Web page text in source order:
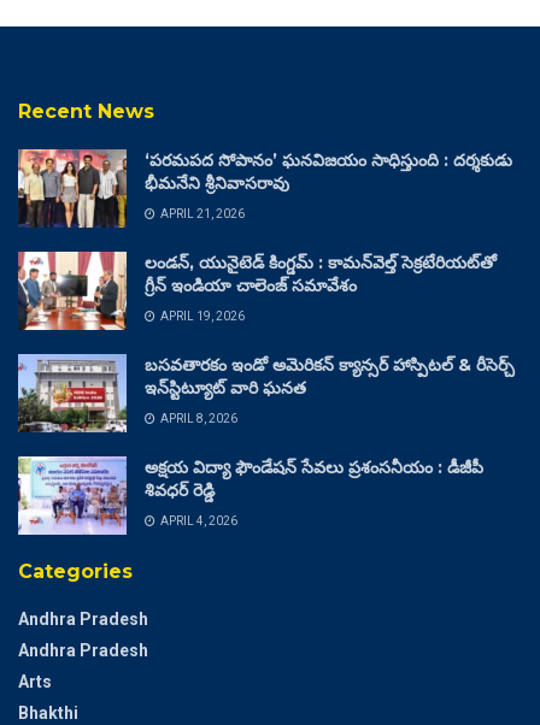
Recent News
‘పరమపద సోపానం’ ఘనవిజయం సాధిస్తుంది : దర్శకుడు
భీమనేని శ్రీనివాసరావు
APRIL 21, 2026
లండన్, యునైటెడ్ కింగ్డమ్ : కామన్‌వెల్త్ సెక్రటేరియట్‌తో
గ్రీన్ ఇండియా చాలెంజ్ సమావేశం
APRIL 19, 2026
బసవతారకం ఇండో అమెరికన్ క్యాన్సర్ హాస్పిటల్ & రీసెర్చ్
ఇన్‌స్టిట్యూట్ వారి ఘనత
APRIL 8, 2026
అక్షయ విద్యా ఫౌండేషన్ సేవలు ప్రశంసనీయం : డీజీపీ
శివధర్ రెడ్డి
APRIL 4, 2026
Categories
Andhra Pradesh
Andhra Pradesh
Arts
Bhakthi